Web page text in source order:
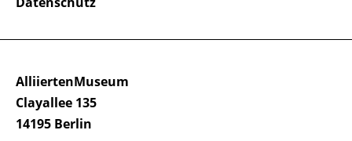
AlliiertenMuseum
Clayallee 135
14195 Berlin